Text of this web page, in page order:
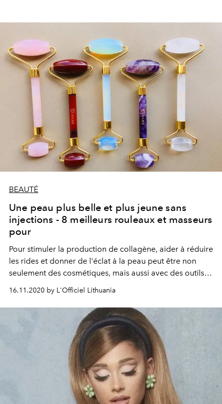
BEAUTÉ
Une peau plus belle et plus jeune sans
injections - 8 meilleurs rouleaux et masseurs
pour
Pour stimuler la production de collagène, aider à réduire
les rides et donner de l'éclat à la peau peut être non
seulement des cosmétiques, mais aussi avec des outils
spéciaux - de divers rouleaux aux masseurs. Cette fois,
nous présentons les outils de soin du visage les plus
populaires qui apaisent et nourrissent la peau et aident
à maintenir sa jeunesse.
16.11.2020 by L'Officiel Lithuania